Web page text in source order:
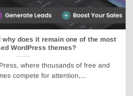
why does it remain one of the most
WordPress themes?
where thousands of free and
compete for attention,...